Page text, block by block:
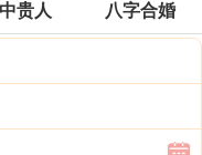
贵人 八字合婚